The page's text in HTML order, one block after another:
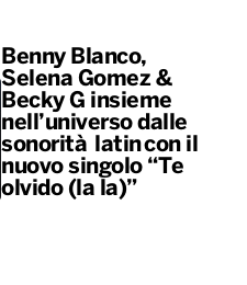
Benny Blanco,
Selena Gomez &
Becky G insieme
nell’universo dalle
sonorità latin con il
nuovo singolo “Te
olvido (la la)”